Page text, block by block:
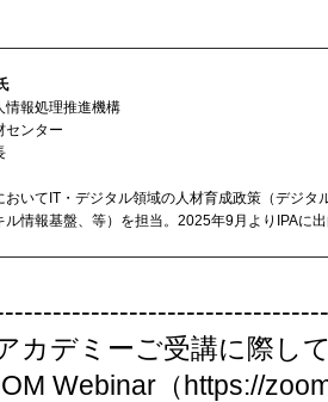
情報処理推進機構
センター
おいてIT・デジタル領域の人材育成政策（デジタ
ル情報基盤、等）を担当。2025年9月よりIPAに
カデミーご受講に際し
Webinar（https://